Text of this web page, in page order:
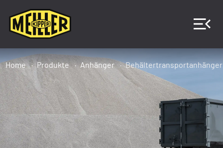
Home Produkte Anhänger Behältertransportanhänger